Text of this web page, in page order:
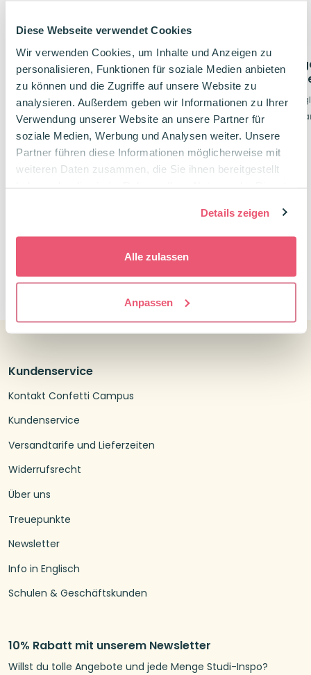
Diese Webseite verwendet Cookies
Wir verwenden Cookies, um Inhalte und Anzeigen zu
personalisieren, Funktionen für soziale Medien anbieten
zu können und die Zugriffe auf unsere Website zu
analysieren. Außerdem geben wir Informationen zu Ihrer
Verwendung unserer Website an unsere Partner für
soziale Medien, Werbung und Analysen weiter. Unsere
Partner führen diese Informationen möglicherweise mit
weiteren Daten zusammen, die Sie ihnen bereitgestellt
Details zeigen
Alle zulassen
Anpassen
Leitner Flashcards DUO
Karteikarten A5 Dotted Minz-
Pfirsich-Eistee
50 Stk.
Mit Vorder- und Rückseite
5,95 €
Schneider Slider
Kugelschreiber
In 8 trendigen
1,95 €
0
Kundenservice
Kontakt Confetti Campus
Kundenservice
Versandtarife und Lieferzeiten
Widerrufsrecht
Über uns
Treuepunkte
Newsletter
Info in Englisch
Schulen & Geschäftskunden
10% Rabatt mit unserem Newsletter
Willst du tolle Angebote und jede Menge Studi-Inspo?